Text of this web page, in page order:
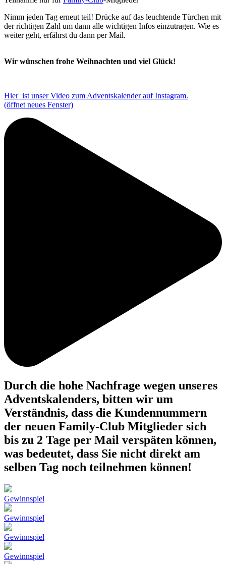
Nimm jeden Tag erneut teil! Drücke auf das leuchtende Türchen mit
der richtigen Zahl um dann alle wichtigen Infos einzutragen. Wie es
weiter geht, erfährst du dann per Mail.
Wir wünschen frohe Weihnachten und viel Glück!
Hier ist unser Video zum Adventskalender auf Instagram.
(öffnet neues Fenster)
Durch die hohe Nachfrage wegen unseres
Adventskalenders, bitten wir um
Verständnis, dass die Kundennummern
der neuen Family-Club Mitglieder sich
bis zu 2 Tage per Mail verspäten können,
was bedeutet, dass Sie nicht direkt am
selben Tag noch teilnehmen können!
Gewinnspiel
Gewinnspiel
Gewinnspiel
Gewinnspiel